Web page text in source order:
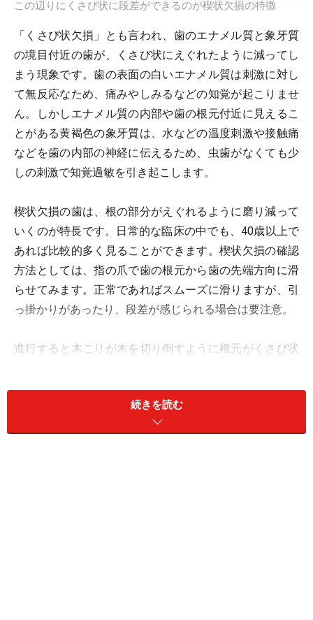
この辺りにくさび状に段差ができるのが楔状欠損の特徴
「くさび状欠損」とも言われ、歯のエナメル質と象牙質
の境目付近の歯が、くさび状にえぐれたように減ってし
まう現象です。歯の表面の白いエナメル質は刺激に対し
て無反応なため、痛みやしみるなどの知覚が起こりませ
ん。しかしエナメル質の内部や歯の根元付近に見えるこ
とがある黄褐色の象牙質は、水などの温度刺激や接触痛
などを歯の内部の神経に伝えるため、虫歯がなくても少
しの刺激で知覚過敏を引き起こします。
楔状欠損の歯は、根の部分がえぐれるように磨り減って
いくのが特長です。日常的な臨床の中でも、40歳以上で
あれば比較的多く見ることができます。楔状欠損の確認
方法としては、指の爪で歯の根元から歯の先端方向に滑
らせてみます。正常であればスムーズに滑りますが、引
っ掛かりがあったり、段差が感じられる場合は要注意。
進行すると木こりが木を切り倒すように根元がくさび状
ります。ひどい知覚過敏を起こすことはまれで、数年～
数十年かけてゆっくり切れ込みが深くなっていくことが
多いために、ただの知覚過敏として放置してしまうこと
続きを読む